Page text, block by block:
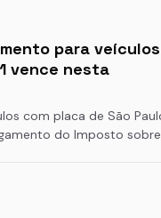
para veículos
vence nesta
com placa de São
do Imposto